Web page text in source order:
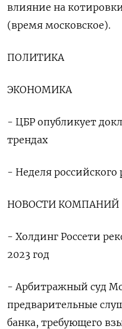
влияние на
(время московское).
ПОЛИТИКА
ЭКОНОМИКА
- ЦБР опубликует
трендах
- Неделя российского
НОВОСТИ КОМПАНИЙ
- Холдинг Россети
2023 год
- Арбитражный суд
предварительные
банка, требующего